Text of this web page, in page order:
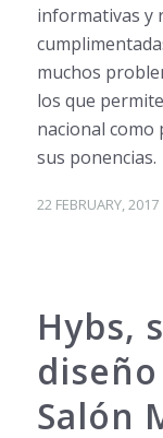
informativas y
muchos
los que
nacional como
sus ponencias.
22 FEBRUARY, 2017
Hybs,
Salón